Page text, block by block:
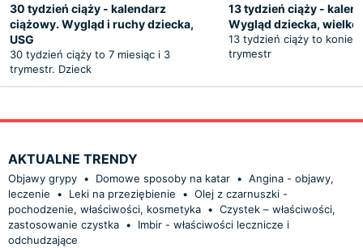
30 tydzień ciąży - kalendarz
ciążowy. Wygląd i ruchy dziecka,
USG
30 tydzień ciąży to 7 miesiąc i 3
trymestr. Dzieck
13 tydzień ciąży -
Wygląd dziecka,
13 tydzień ciąży to koniec
trymestr
AKTUALNE TRENDY
Objawy grypy • Domowe sposoby na katar • Angina - objawy,
leczenie
• Leki na przeziębienie • Olej z czarnuszki -
pochodzenie, właściwości, kosmetyka • Czystek – właściwości,
zastosowanie czystka •
Imbir - właściwości lecznicze i
odchudzające